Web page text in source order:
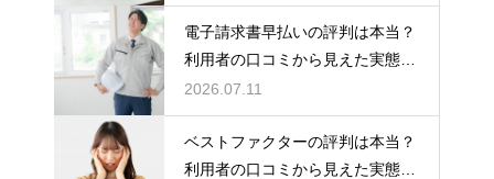
電子請求書早払いの評判は本当？
利用者の口コミから見えた実態を
検証
2026.07.11
ベストファクターの評判は本当？
利用者の口コミから見えた実態を